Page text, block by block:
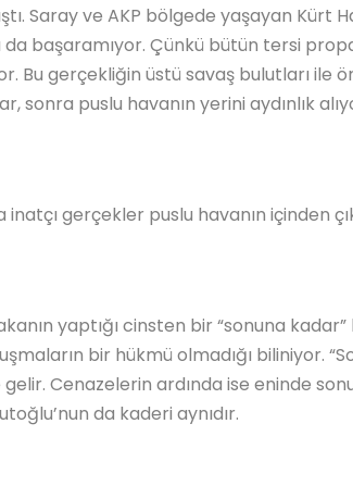
Saray ve AKP bölgede yaşayan Kürt
başaramıyor. Çünkü bütün tersi
Bu gerçekliğin üstü savaş bulutları ile
sonra puslu havanın yerini aydınlık
inatçı gerçekler puslu havanın içinden
yaptığı cinsten bir “sonuna kadar”
bir hükmü olmadığı biliniyor.
Cenazelerin ardında ise eninde
da kaderi aynıdır.